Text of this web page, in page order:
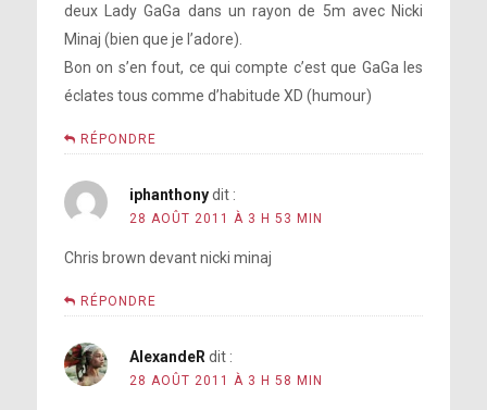
deux Lady GaGa dans un rayon de 5m avec Nicki
Minaj (bien que je l’adore).
Bon on s’en fout, ce qui compte c’est que GaGa les
éclates tous comme d’habitude XD (humour)
RÉPONDRE
iphanthony dit :
28 AOÛT 2011 À 3 H 53 MIN
Chris brown devant nicki minaj
RÉPONDRE
AlexandeR dit :
28 AOÛT 2011 À 3 H 58 MIN